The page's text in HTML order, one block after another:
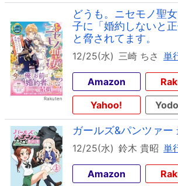
どうも。ニセモノ聖
子に「婚約しないと正
と脅されてます。
12/25(水) 三崎 ちさ 単
Amazon
Yahoo!
ガールズ&パンツァー
12/25(水) 鈴木 貴昭 単
Amazon